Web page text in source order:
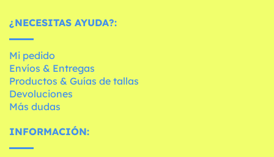
¿NECESITAS AYUDA?:
Mi pedido
Envíos & Entregas
Productos & Guías de tallas
Devoluciones
Más dudas
INFORMACIÓN: